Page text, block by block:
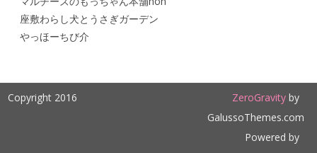
座敷わらし犬とうさぎガーデン
やっほーちび介
Copyright 2016 ZeroGravityby
GalussoThemes.com
Powered by